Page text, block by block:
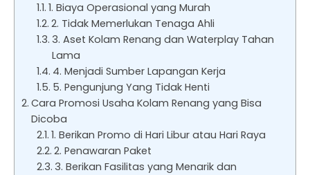
1. Biaya Operasional yang Murah
2. Tidak Memerlukan Tenaga Ahli
3. Aset Kolam Renang dan Waterplay Tahan
Lama
4. Menjadi Sumber Lapangan Kerja
5. Pengunjung Yang Tidak Henti
Cara Promosi Usaha Kolam Renang yang Bisa
Dicoba
1. Berikan Promo di Hari Libur atau Hari Raya
2. Penawaran Paket
3. Berikan Fasilitas yang Menarik dan